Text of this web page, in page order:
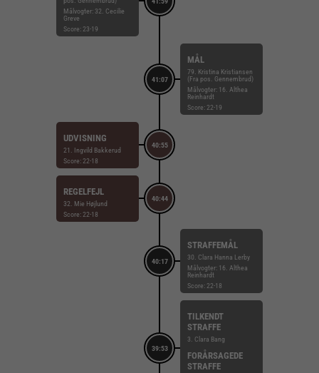
Målvogter: 32. Cecilie
Greve
Score: 23-19
41:07
MÅL
79. Kristina Kristiansen
(Fra pos. Gennembrud)
Målvogter: 16. Althea
Reinhardt
Score: 22-19
40:55
UDVISNING
21. Ingvild Bakkerud
Score: 22-18
40:44
REGELFEJL
32. Mie Højlund
Score: 22-18
40:17
STRAFFEMÅL
30. Clara Hanna Lerby
Målvogter: 16. Althea
Reinhardt
Score: 22-18
39:53
TILKENDT
STRAFFE
3. Clara Bang
FORÅRSAGEDE
STRAFFE